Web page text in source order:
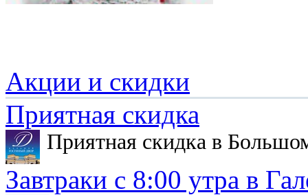
Акции и скидки
Приятная скидка
Приятная скидка в
Завтраки с 8:00 утра в